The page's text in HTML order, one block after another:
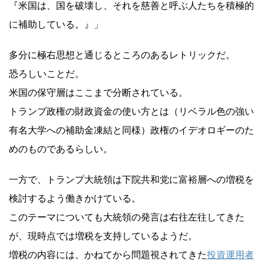
『米国は、国を破壊し、それを慈善と呼ぶ人たちを積極的
に補助している。』」
多分に極右思想と通じるところのあるレトリックだ。
恐ろしいことだ。
米国の保守層はここまで分断されている。
トランプ政権の財政資金の使い方とは（リベラル色の強い
有名大学への補助金凍結と同様）政権のイデオロギーのた
めのものであるらしい。
一方で、トランプ大統領は下院共和党に富裕層への増税を
検討するよう働きかけている。
このテーマについても大統領の発言は右往左往してきた
が、現時点では増税を支持しているようだ。
増税の内容には、かねてから問題視されてきた投資運用者